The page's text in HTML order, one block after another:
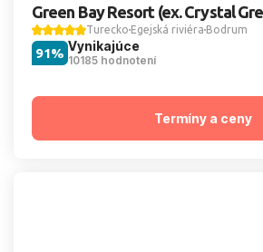
Green Bay Resort (ex. Crystal
Turecko Egejská riviéra Bodrum
Vynikajúce
10185 hodnotení
91%
Termíny a ceny